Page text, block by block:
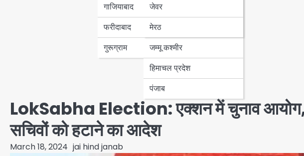
गाजियाबाद
फरीदाबाद
गुरूग्राम
जेवर
मेरठ
पंजाब
हरियाणा
जम्मू कश्मीर
हिमाचल प्रदेश
पंजाब
LokSabha Election: एक्शन में चुनाव आयोग,
सचिवों को हटाने का आदेश
March 18, 2024 jai hind janab